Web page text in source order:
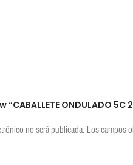
ONDULADO 5C
no será publicada. Los campos